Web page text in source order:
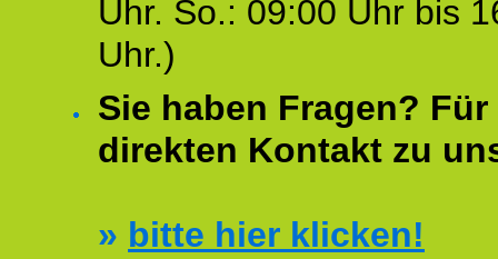
Uhr. So.: 09:00 Uhr bis
Uhr.)
Sie haben Fragen?
direkten Kontakt zu
» bitte hier klicken!